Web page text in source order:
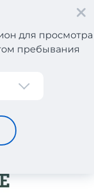
для просмотра
пребывания